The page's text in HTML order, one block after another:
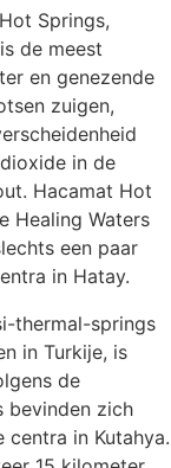
Springs,
de meest
en genezende
zuigen,
in de
Hacamat Hot
Healing Waters
een paar
in Hatay.
in Turkije, is
de
bevinden zich
centra in Kutahya.